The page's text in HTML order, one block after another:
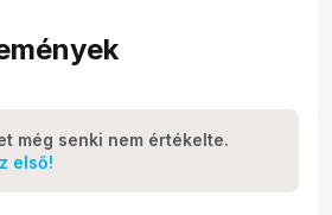
még senki nem értékelte.
első!